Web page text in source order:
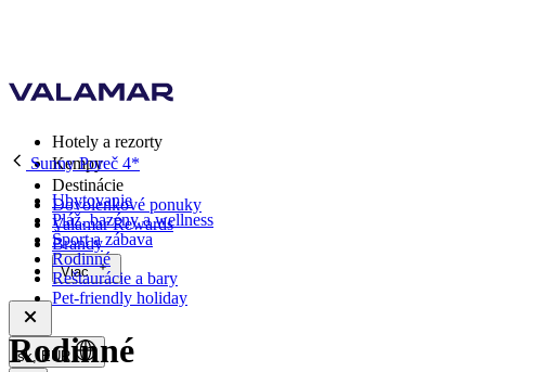
Hotely a rezorty
Kempy
Destinácie
Dovolenkové ponuky
Valamar Rewards
Brandy
Viac
sk, EUR
Sunny Poreč 4*
Ubytovanie
Pláž, bazény a wellness
Šport a zábava
Rodinné
Reštaurácie a bary
Pet-friendly holiday
Rodinné